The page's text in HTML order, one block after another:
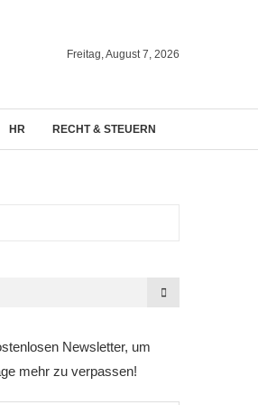
Freitag, August 7, 2026
HR RECHT & STEUERN
Newsletter, um
mehr zu verpassen!